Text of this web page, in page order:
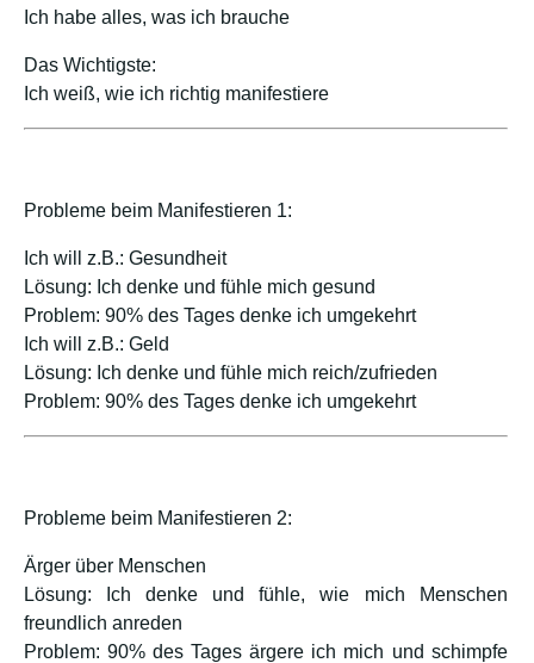
Ich habe alles, was ich brauche
Das Wichtigste:
Ich weiß, wie ich richtig manifestiere
Probleme beim Manifestieren 1:
Ich will z.B.: Gesundheit
Lösung: Ich denke und fühle mich gesund
Problem: 90% des Tages denke ich umgekehrt
Ich will z.B.: Geld
Lösung: Ich denke und fühle mich reich/zufrieden
Problem: 90% des Tages denke ich umgekehrt
Probleme beim Manifestieren 2:
Ärger über Menschen
Lösung: Ich denke und fühle, wie mich Menschen
freundlich anreden
Problem: 90% des Tages ärgere ich mich und schimpfe